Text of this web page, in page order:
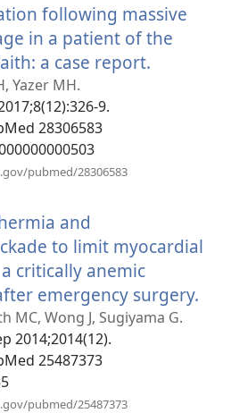
պատուհան)
following massive
in a patient of the
a case report.
Yazer MH.
9.
28306583
pubmed/28306583
and
to limit myocardial
critically anemic
emergency surgery.
MC, Wong J, Sugiyama G.
2014;2014(12).
25487373
pubmed/25487373